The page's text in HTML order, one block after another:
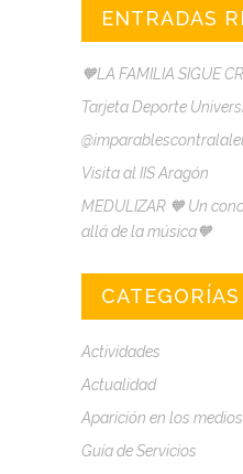
ENTRADAS
🧡LA FAMILIA SIGUE
Tarjeta Deporte
Visita al IIS Aragón
MEDULIZAR 🧡 Un
allá de la música🧡
CATEGORÍAS
Actividades
Actualidad
Aparición en los medios
Guía de Servicios